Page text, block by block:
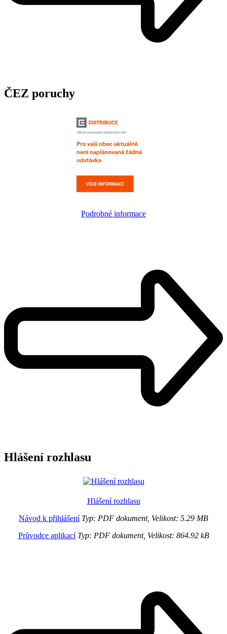
ČEZ poruchy
Podrobné informace
Hlášení rozhlasu
Hlášení rozhlasu
Návod k přihlášení Typ: PDF dokument, Velikost: 5.29 MB
Průvodce aplikacíTyp: PDF dokument, Velikost: 864.92 kB